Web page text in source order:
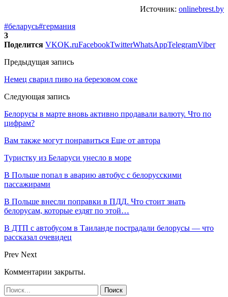
Источник: onlinebrest.by
#беларусь#германия
3
Поделится VKOK.ruFacebookTwitterWhatsAppTelegramViber
Предыдущая запись
Немец сварил пиво на березовом соке
Следующая запись
Белорусы в марте вновь активно продавали валюту. Что по
цифрам?
Вам также могут понравиться Еще от автора
Туристку из Беларуси унесло в море
В Польше попал в аварию автобус с белорусскими
пассажирами
В Польше внесли поправки в ПДД. Что стоит знать
белорусам, которые ездят по этой…
В ДТП с автобусом в Таиланде пострадали белорусы — что
рассказал очевидец
Prev Next
Комментарии закрыты.